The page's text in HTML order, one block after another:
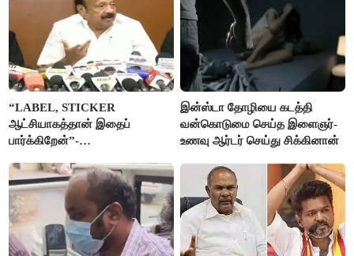
“LABEL, STICKER
ஆட்சியாகத்தான் இதைப்
பார்க்கிறேன்”-
இன்ஸ்டா தோழியை கடத்தி
வன்கொடுமை செய்த இளைஞர்-
உணவு ஆர்டர் செய்து சிக்கினான்